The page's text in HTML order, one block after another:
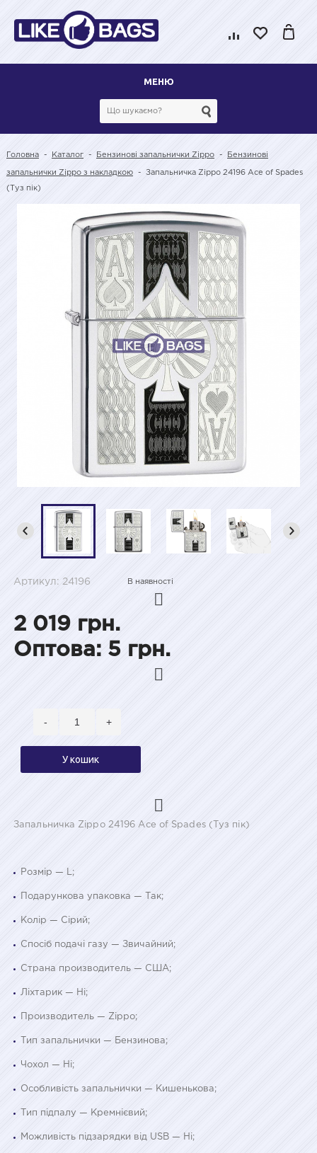
МЕНЮ
Головна - Каталог - Бензинові запальнички Zippo - Бензинові
запальнички Zippo з накладкою - Запальничка Zippo 24196 Ace of Spades
(Туз пік)
Артикул: 24196 В наявності
2 019 грн.
Оптова: 5 грн.
- +
У кошик
Запальничка Zippo 24196 Ace of Spades (Туз пік)
Розмір — L;
Подарункова упаковка — Так;
Колір — Сірий;
Спосіб подачі газу — Звичайний;
Страна производитель — США;
Ліхтарик — Ні;
Производитель — Zippo;
Тип запальнички — Бензинова;
Чохол — Ні;
Особливість запальнички — Кишенькова;
Тип підпалу — Кремнієвий;
Можливість підзарядки від USB — Ні;